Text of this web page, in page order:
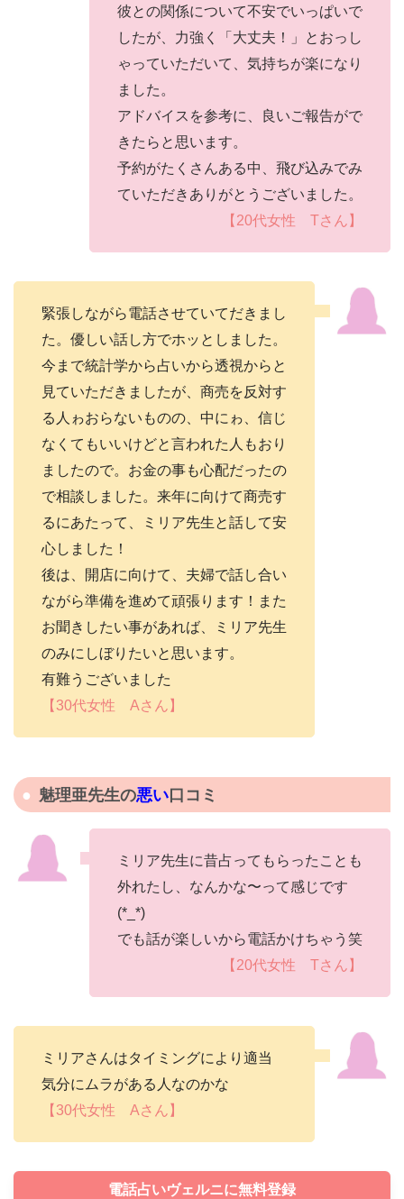
彼との関係について不安でいっぱいで
したが、力強く「大丈夫！」とおっし
ゃっていただいて、気持ちが楽になり
ました。
アドバイスを参考に、良いご報告がで
きたらと思います。
予約がたくさんある中、飛び込みでみ
ていただきありがとうございました。
【20代女性 Tさん】
緊張しながら電話させていてだきまし
た。優しい話し方でホッとしました。
今まで統計学から占いから透視からと
見ていただきましたが、商売を反対す
る人ゎおらないものの、中にゎ、信じ
なくてもいいけどと言われた人もおり
ましたので。お金の事も心配だったの
で相談しました。来年に向けて商売す
るにあたって、ミリア先生と話して安
心しました！
後は、開店に向けて、夫婦で話し合い
ながら準備を進めて頑張ります！また
お聞きしたい事があれば、ミリア先生
のみにしぼりたいと思います。
有難うございました
【30代女性 Aさん】
魅理亜先生の悪い口コミ
ミリア先生に昔占ってもらったことも
外れたし、なんかな〜って感じです
(*_*)
でも話が楽しいから電話かけちゃう笑
【20代女性 Tさん】
ミリアさんはタイミングにより適当
気分にムラがある人なのかな
【30代女性 Aさん】
電話占いヴェルニに無料登録